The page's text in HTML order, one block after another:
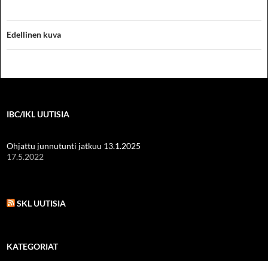
Edellinen kuva
IBC/IKL UUTISIA
Ohjattu junnutunti jatkuu 13.1.2025
17.5.2022
SKL UUTISIA
KATEGORIAT